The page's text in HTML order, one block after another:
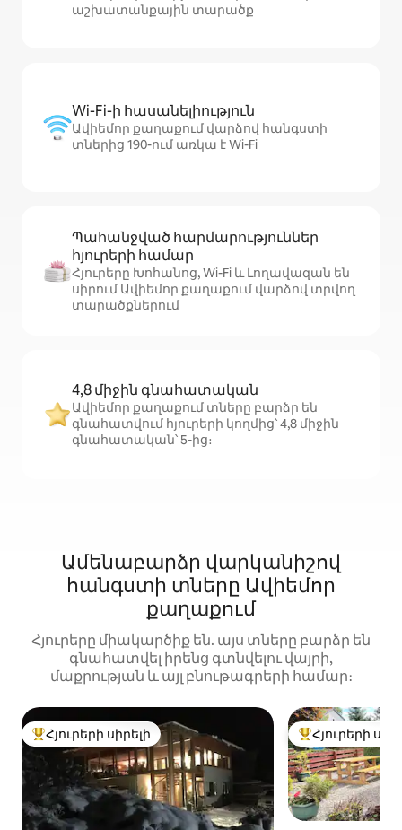
աշխատանքային տարածք
Wi-Fi-ի հասանելիություն
Ավիեմոր քաղաքում վարձով հանգստի
տներից 190-ում առկա է Wi-Fi
Պահանջված հարմարություններ
հյուրերի համար
Հյուրերը Խոհանոց, Wi-Fi և Լողավազան են
սիրում Ավիեմոր քաղաքում վարձով տրվող
տարածքներում
4,8 միջին գնահատական
Ավիեմոր քաղաքում տները բարձր են
գնահատվում հյուրերի կողմից՝ 4,8 միջին
գնահատական՝ 5-ից։
Ամենաբարձր վարկանիշով
հանգստի տները Ավիեմոր
քաղաքում
Հյուրերը միակարծիք են. այս տները բարձր են
գնահատվել իրենց գտնվելու վայրի,
մաքրության և այլ բնութագրերի համար։
Հյուրերի սիրելի լավագույն տները
Հյուրերի սիրելի Հյուրերի
Հյուրերի